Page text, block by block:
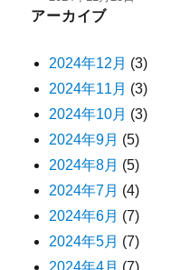
アーカイブ
2024年12月 (3)
2024年11月 (3)
2024年10月 (3)
2024年9月 (5)
2024年8月 (5)
2024年7月 (4)
2024年6月 (7)
2024年5月 (7)